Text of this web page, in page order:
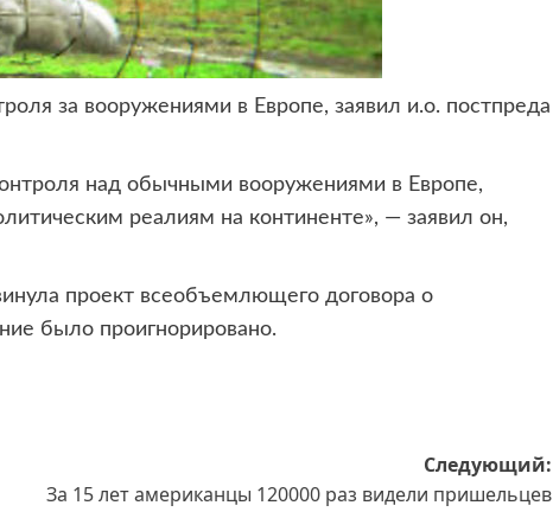
за вооружениями в Европе, заявил и.о. постпреда
над обычными вооружениями в Европе,
реалиям на континенте», — заявил он,
проект всеобъемлющего договора о
было проигнорировано.
Следующий:
За 15 лет американцы 120000 раз видели пришельцев